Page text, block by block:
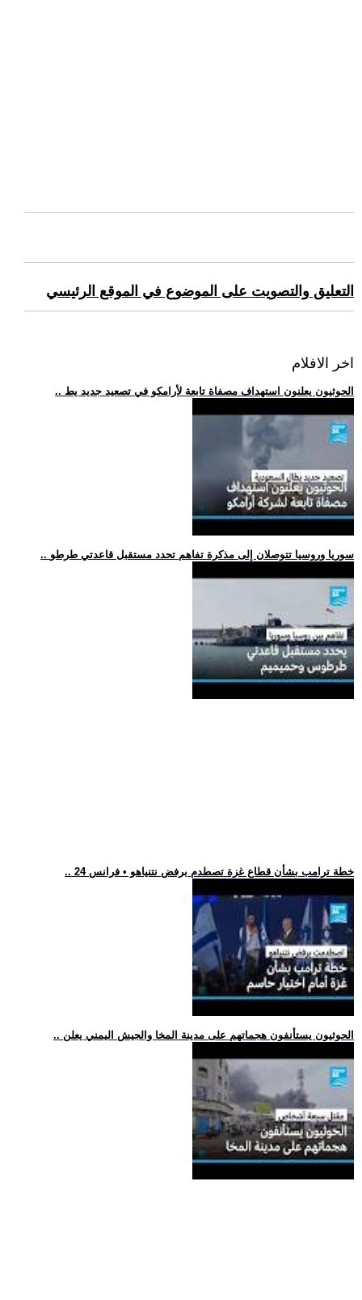
التعليق والتصويت على الموضوع في الموقع الرئيسي
اخر الافلام
.. الحوثيون يعلنون استهداف مصفاة تابعة لأرامكو في تصعيد جديد يط
.. سوريا وروسيا تتوصلان إلى مذكرة تفاهم تحدد مستقبل قاعدتي طرطو
.. خطة ترامب بشأن قطاع غزة تصطدم برفض نتنياهو • فرانس 24
.. الحوثيون يستأنفون هجماتهم على مدينة المخا والجيش اليمني يعلن